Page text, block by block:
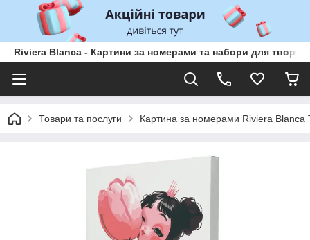
Riviera Blanca - Картини за номерами та набори для
Товари та послуги Картина за номерами Riviera